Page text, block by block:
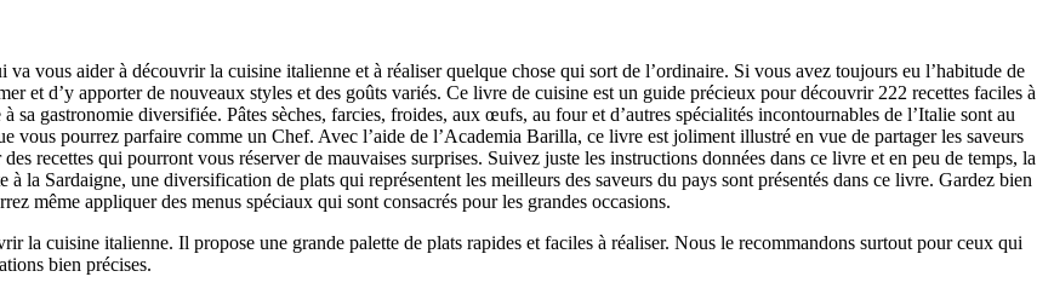
va vous aider à découvrir la cuisine italienne et à réaliser quelque chose qui sort de l’ordinaire. Si vous avez toujours eu l’habitude de
et d’y apporter de nouveaux styles et des goûts variés. Ce livre de cuisine est un guide précieux pour découvrir 222 recettes faciles à
sa gastronomie diversifiée. Pâtes sèches, farcies, froides, aux œufs, au four et d’autres spécialités incontournables de l’Italie sont au
vous pourrez parfaire comme un Chef. Avec l’aide de l’Academia Barilla, ce livre est joliment illustré en vue de partager les saveurs
recettes qui pourront vous réserver de mauvaises surprises. Suivez juste les instructions données dans ce livre et en peu de temps, la
la Sardaigne, une diversification de plats qui représentent les meilleurs des saveurs du pays sont présentés dans ce livre. Gardez bien
même appliquer des menus spéciaux qui sont consacrés pour les grandes occasions.
la cuisine italienne. Il propose une grande palette de plats rapides et faciles à réaliser. Nous le recommandons surtout pour ceux qui
bien précises.